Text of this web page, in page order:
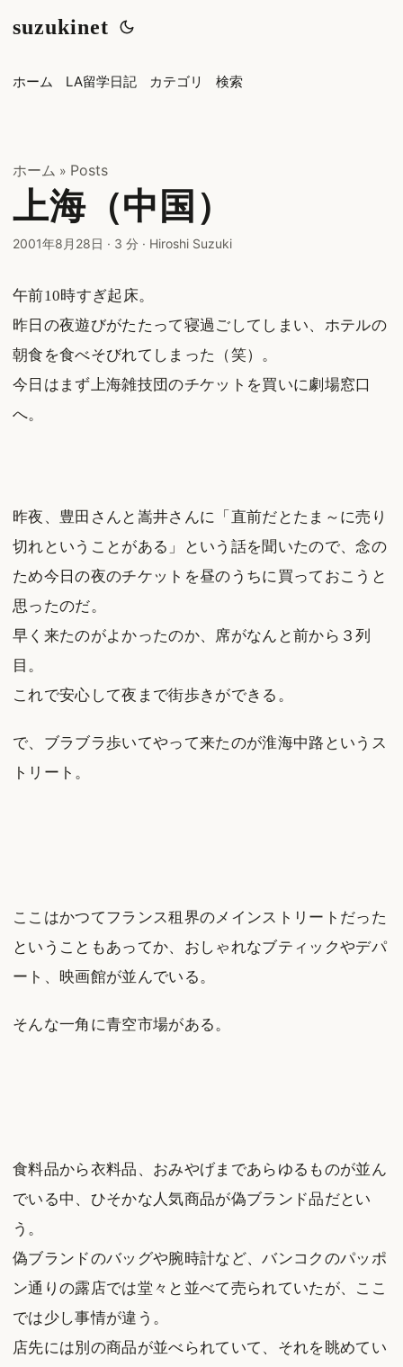
suzukinet
ホーム LA留学日記 カテゴリ 検索
ホーム » Posts
上海（中国）
2001年8月28日 · 3 分 · Hiroshi Suzuki
午前10時すぎ起床。
昨日の夜遊びがたたって寝過ごしてしまい、ホテルの
朝食を食べそびれてしまった（笑）。
今日はまず上海雑技団のチケットを買いに劇場窓口
へ。
昨夜、豊田さんと嵩井さんに「直前だとたま～に売り
切れということがある」という話を聞いたので、念の
ため今日の夜のチケットを昼のうちに買っておこうと
思ったのだ。
早く来たのがよかったのか、席がなんと前から３列
目。
これで安心して夜まで街歩きができる。
で、ブラブラ歩いてやって来たのが淮海中路というス
トリート。
ここはかつてフランス租界のメインストリートだった
ということもあってか、おしゃれなブティックやデパ
ート、映画館が並んでいる。
そんな一角に青空市場がある。
食料品から衣料品、おみやげまであらゆるものが並ん
でいる中、ひそかな人気商品が偽ブランド品だとい
う。
偽ブランドのバッグや腕時計など、バンコクのパッポ
ン通りの露店では堂々と並べて売られていたが、ここ
では少し事情が違う。
店先には別の商品が並べられていて、それを眺めてい